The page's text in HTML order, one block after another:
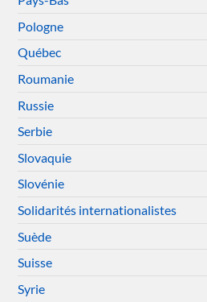
Pologne
Québec
Roumanie
Russie
Serbie
Slovaquie
Slovénie
Solidarités internationalistes
Suède
Suisse
Syrie